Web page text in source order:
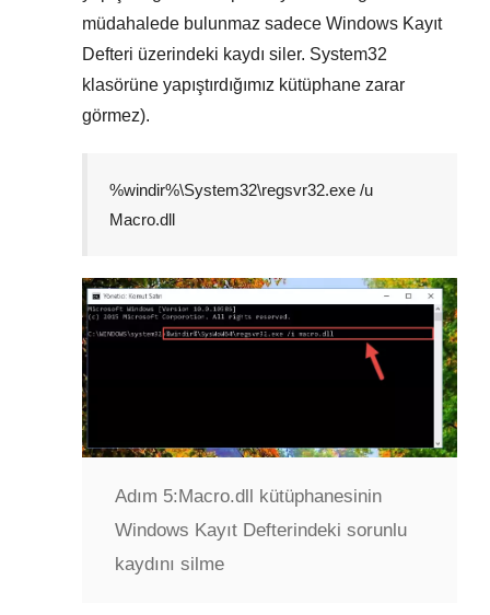
müdahalede bulunmaz sadece Windows Kayıt
Defteri üzerindeki kaydı siler. System32
klasörüne yapıştırdığımız kütüphane zarar
görmez).
%windir%\System32\regsvr32.exe /u
Macro.dll
Adım 5:Macro.dll kütüphanesinin
Windows Kayıt Defterindeki sorunlu
kaydını silme